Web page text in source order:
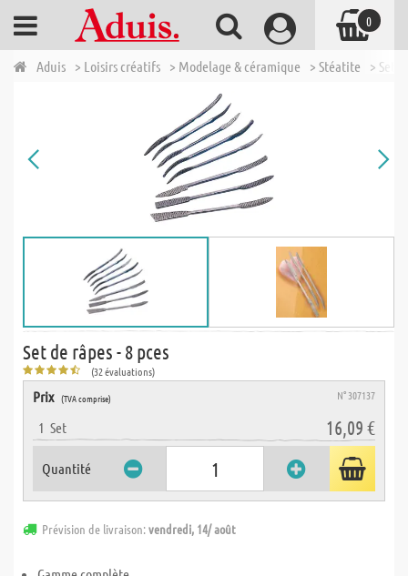
Aduis > Loisirs créatifs > Modelage & céramique > Stéatite > Set
Set de râpes - 8 pces
(32 évaluations)
Prix (TVA comprise) N° 307137
1 Set 16,09 €
Quantité
Prévision de livraison:vendredi, 14/ août
0